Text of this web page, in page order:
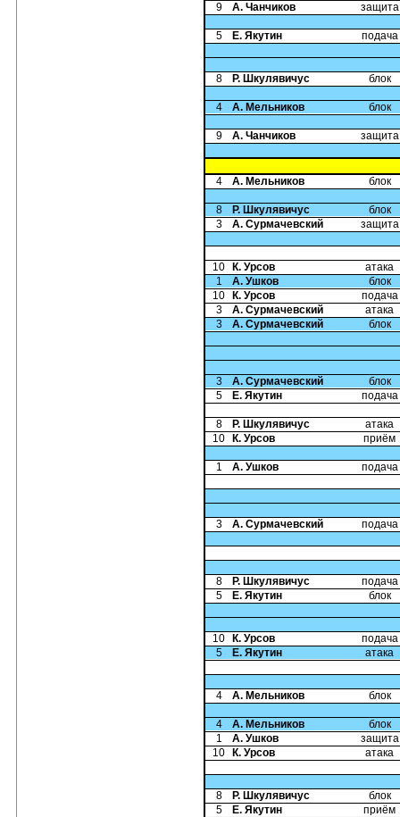
9
А. Чанчиков защита
5 Е. Якутин подача
8 Р. Шкулявичус блок
4 А. Мельников блок
9 А. Чанчиков защита
4 А. Мельников блок
8 Р. Шкулявичус
блок
3
А. Сурмачевский защита
10 К. Урсов
атака
1
А. Ушков
блок
10
К. Урсов
подача
3
А. Сурмачевский
атака
3
А. Сурмачевский блок
3 А. Сурмачевский
блок
5
Е. Якутин подача
8 Р. Шкулявичус
атака
10
К. Урсов приём
1 А. Ушков подача
3 А. Сурмачевский подача
8 Р. Шкулявичус
подача
5
Е. Якутин блок
10 К. Урсов
подача
5
Е. Якутин атака
4 А. Мельников блок
4 А. Мельников
блок
1
А. Ушков
защита
10
К. Урсов атака
8 Р. Шкулявичус
блок
5
Е. Якутин
приём